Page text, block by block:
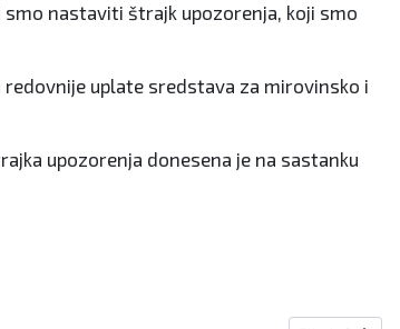
smo nastaviti štrajk upozorenja, koji smo
redovnije uplate sredstava za mirovinsko i
upozorenja donesena je na sastanku